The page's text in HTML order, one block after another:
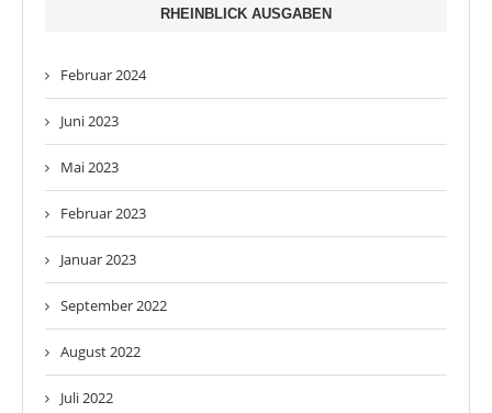
RHEINBLICK AUSGABEN
Februar 2024
Juni 2023
Mai 2023
Februar 2023
Januar 2023
September 2022
August 2022
Juli 2022